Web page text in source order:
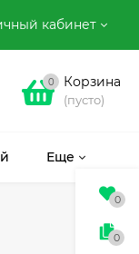
кабинет
0 Корзина
(пусто)
Еще
0
0